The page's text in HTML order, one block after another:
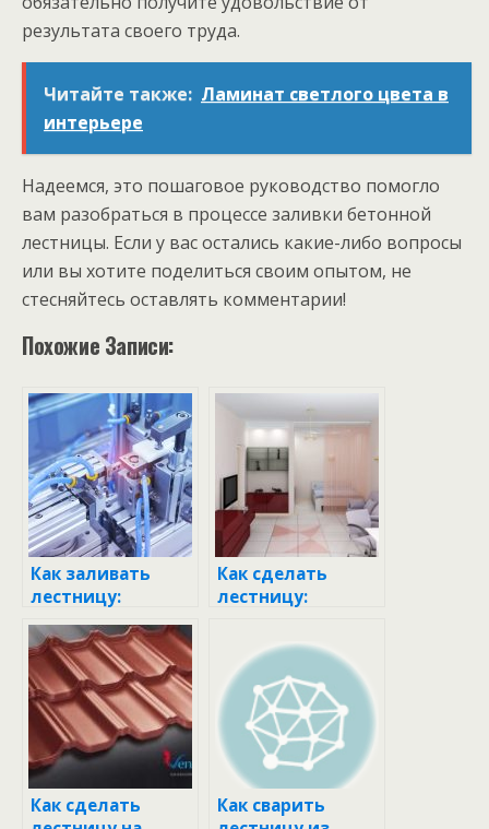
результата своего труда.
Читайте также: Ламинат светлого цвета в
интерьере
Надеемся, это пошаговое руководство помогло
вам разобраться в процессе заливки бетонной
лестницы. Если у вас остались какие-либо вопросы
или вы хотите поделиться своим опытом, не
стесняйтесь оставлять комментарии!
Похожие Записи:
Как заливать
лестницу:
пошаговое
руководство для
новичков
Как сделать
лестницу:
руководство для
начинающих
Как сделать
Как сварить